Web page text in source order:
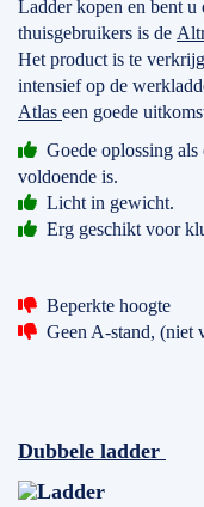
Ladder kopen en bent u
thuisgebruikers is de
Het product is te
intensief op de
Atlas een goede
Goede oplossing
voldoende is.
Licht in gewicht.
Erg geschikt voor
Beperkte hoogte
Geen A-stand, (niet
Dubbele ladder